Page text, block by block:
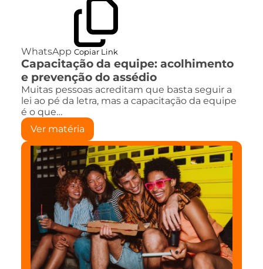
WhatsApp Copiar Link
Capacitação da equipe: acolhimento
e prevenção do assédio
Muitas pessoas acreditam que basta seguir a
lei ao pé da letra, mas a capacitação da equipe
é o que…
Ver matéria